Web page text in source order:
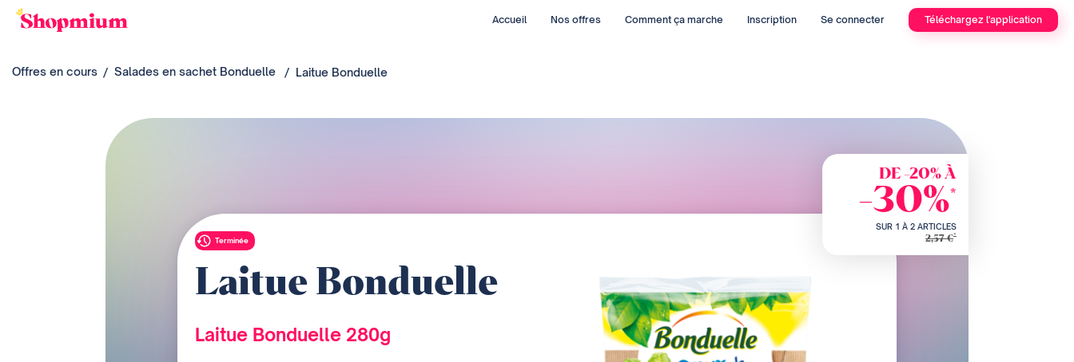
Accueil Nos offres Comment ça marche Inscription Se connecter Téléchargez l'application
Offres en cours Salades en sachet Bonduelle Laitue Bonduelle
Terminée
Laitue Bonduelle
Laitue Bonduelle 280g
DE -20% À
-30%*
SUR 1 À 2 ARTICLES
2,57 €*